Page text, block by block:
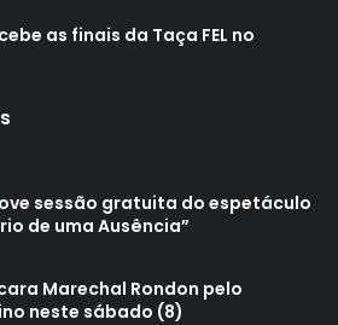
de Desenvolvimento de Londrina
que contribuiu na articulação do
de fomentar o turismo de
isso contribui com a
do município. A nossa região
mais de 1,2 milhão de pessoas,
as finais da Taça FEL no
sessão gratuita do espetáculo
de uma Ausência”
Marechal Rondon pelo
neste sábado (8)